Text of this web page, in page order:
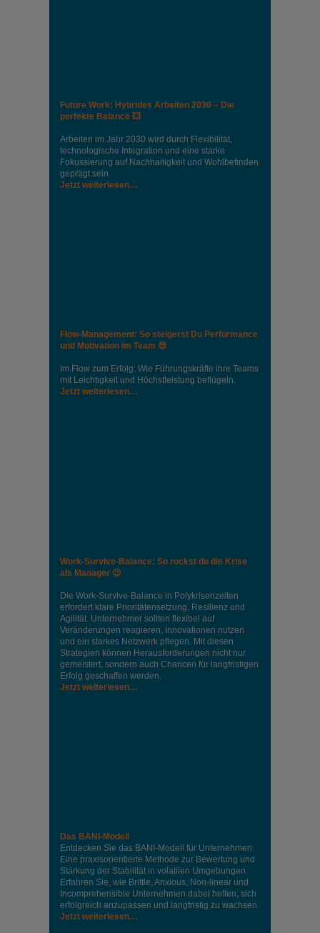
Future Work: Hybrides Arbeiten 2030 – Die
perfekte Balance 💥
Arbeiten im Jahr 2030 wird durch Flexibilität,
technologische Integration und eine starke
Fokussierung auf Nachhaltigkeit und Wohlbefinden
geprägt sein.
Jetzt weiterlesen…
Flow-Management: So steigerst Du Performance
und Motivation im Team 😎
Im Flow zum Erfolg: Wie Führungskräfte ihre Teams
mit Leichtigkeit und Höchstleistung beflügeln.
Jetzt weiterlesen…
Work-Survive-Balance: So rockst du die Krise
als Manager 😉
Die Work-Survive-Balance in Polykrisenzeiten
erfordert klare Prioritätensetzung, Resilienz und
Agilität. Unternehmer sollten flexibel auf
Veränderungen reagieren, Innovationen nutzen
und ein starkes Netzwerk pflegen. Mit diesen
Strategien können Herausforderungen nicht nur
gemeistert, sondern auch Chancen für langfristigen
Erfolg geschaffen werden.
Jetzt weiterlesen…
Das BANI-Modell
Entdecken Sie das BANI-Modell für Unternehmen:
Eine praxisorientierte Methode zur Bewertung und
Stärkung der Stabilität in volatilen Umgebungen.
Erfahren Sie, wie Brittle, Anxious, Non-linear und
Incomprehensible Unternehmen dabei helfen, sich
erfolgreich anzupassen und langfristig zu wachsen.
Jetzt weiterlesen…